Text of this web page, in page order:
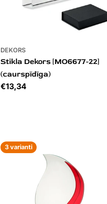
DEKORS
Stikla Dekors [MO6677-22]
(caurspīdīga)
Cena
€13,34
3 varianti